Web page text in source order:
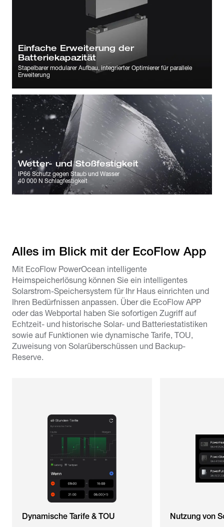
Einfache Erweiterung der
Batteriekapazität
Stapelbarer modularer Aufbau, integrierter Optimierer für parallele
Erweiterung
Wetter- und Stoßfestigkeit
IP66 Schutz gegen Staub und Wasser
40 000 N Schlagfestigkeit
Alles im Blick mit der EcoFlow App
Mit EcoFlow PowerOcean intelligente
Heimspeicherlösung können Sie ein intelligentes
Solarstrom-Speichersystem für Ihr Haus einrichten und
Ihren Bedürfnissen anpassen. Über die EcoFlow APP
oder das Webportal haben Sie sofortigen Zugriff auf
Echtzeit- und historische Solar- und Batteriestatistiken
sowie auf Funktionen wie dynamische Tarife, TOU,
Zuweisung von Solarüberschüssen und Backup-
Reserve.
Dynamische Tarife & TOU Nutzung von